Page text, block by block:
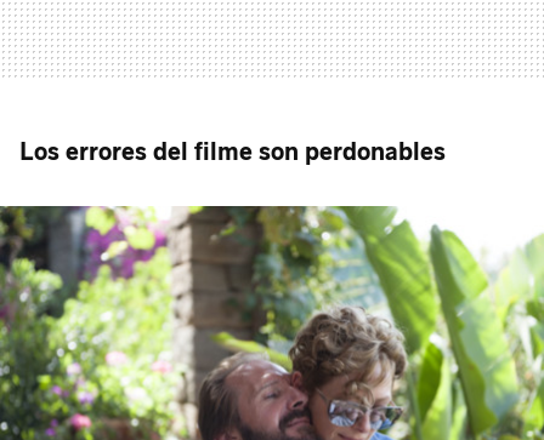
Los errores del filme son perdonables